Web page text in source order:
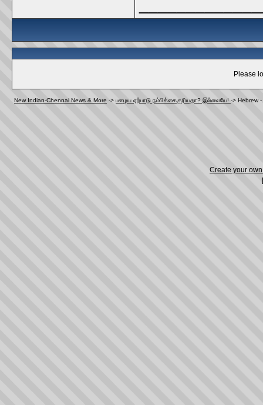
Please
New Indian-Chennai News & More -> பழைய ஏற்பாடு நம்பிக்கைகுரியதா? இல்லையே! -> Hebrew
Create your